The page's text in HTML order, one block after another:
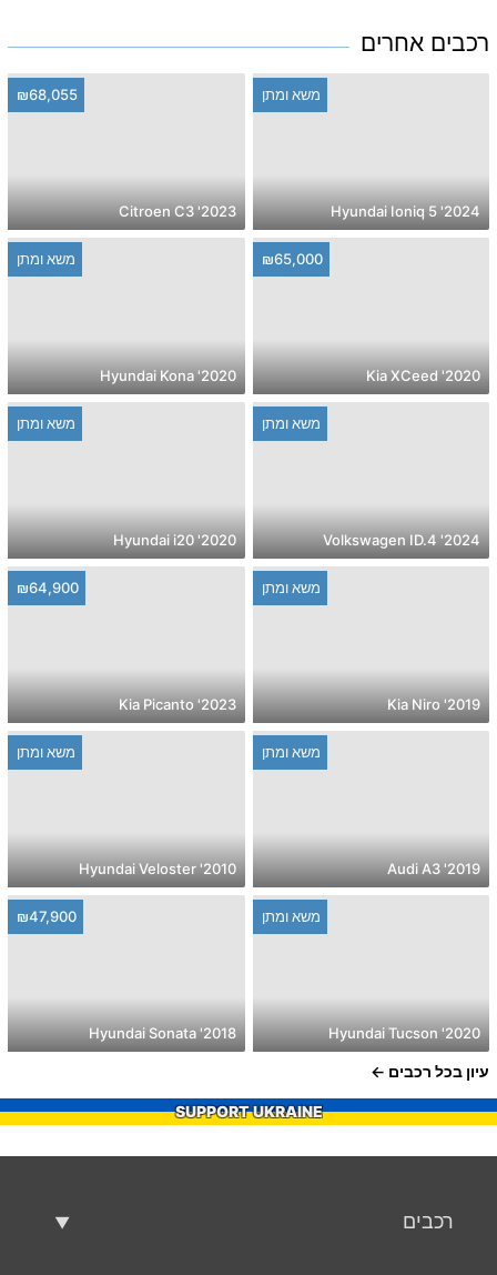
רכבים אחרים
משא ומתן
2024' Hyundai Ioniq 5
₪68,055
2023' Citroen C3
₪65,000
2020' Kia XCeed
משא ומתן
2020' Hyundai Kona
משא ומתן
2024' Volkswagen ID.4
משא ומתן
2020' Hyundai i20
משא ומתן
2019' Kia Niro
₪64,900
2023' Kia Picanto
משא ומתן
2019' Audi A3
משא ומתן
2010' Hyundai Veloster
משא ומתן
2020' Hyundai Tucson
₪47,900
2018' Hyundai Sonata
עיון בכל רכבים
SUPPORT UKRAINE
רכבים